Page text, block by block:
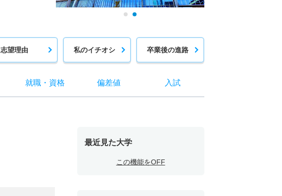
志望理由 私のイチオシ 卒業後の進路
就職・ 資格 偏差値 入試
最近見た大学
この機能をOFF